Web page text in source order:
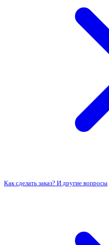
Как сделать заказ? И другие вопросы